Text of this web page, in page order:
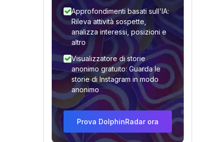
Approfondimenti basati sull'IA:
Rileva attività sospette,
analizza interessi, posizioni e
altro
Visualizzatore di storie
anonimo gratuito: Guarda le
storie di Instagram in modo
anonimo
Prova DolphinRadar ora